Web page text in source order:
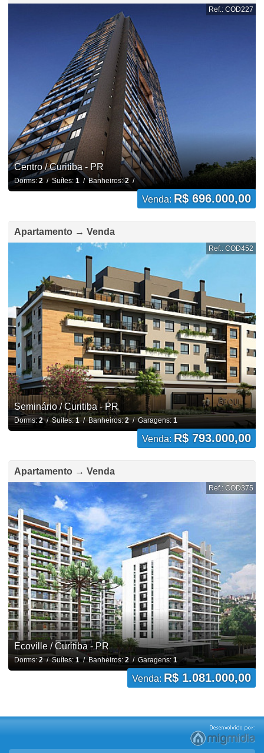
Ref.: COD227
Centro / Curitiba - PR
Dorms: 2/ Suítes: 1/ Banheiros:2/
Venda: R$ 696.000,00
Apartamento → Venda
Ref.: COD452
Seminário / Curitiba - PR
Dorms:2/ Suítes:1/ Banheiros:2/ Garagens:1
Venda: R$ 793.000,00
Apartamento → Venda
Ref.: COD375
Ecoville / Curitiba - PR
Dorms: 2/ Suítes:1/ Banheiros: 2/ Garagens:1
Venda: R$ 1.081.000,00